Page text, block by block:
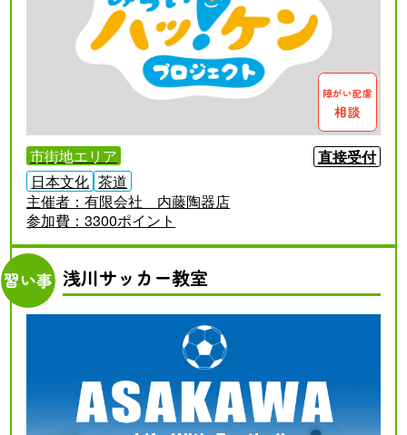
障がい配慮
相談
市街地エリア
直接受付
日本文化 茶道
主催者：有限会社 内藤陶器店
参加費：3300ポイント
習い事 浅川サッカー教室